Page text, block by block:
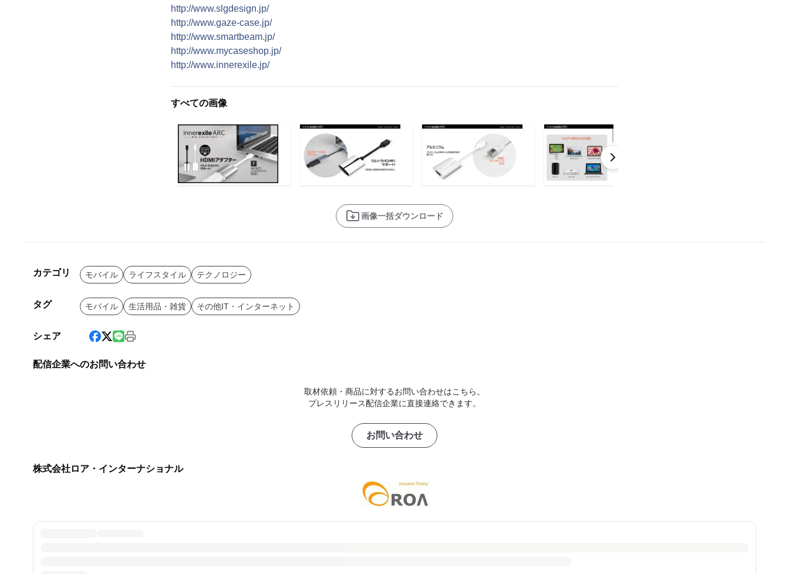
http://www.slgdesign.jp/
http://www.gaze-case.jp/
http://www.smartbeam.jp/
http://www.mycaseshop.jp/
http://www.innerexile.jp/
すべての画像
画像一括ダウンロード
カテゴリ モバイル ライフスタイル テクノロジー
タグ モバイル 生活用品・雑貨 その他IT・インターネット
シェア
配信企業へのお問い合わせ
取材依頼・商品に対するお問い合わせはこちら。
プレスリリース配信企業に直接連絡できます。
お問い合わせ
株式会社ロア・インターナショナル